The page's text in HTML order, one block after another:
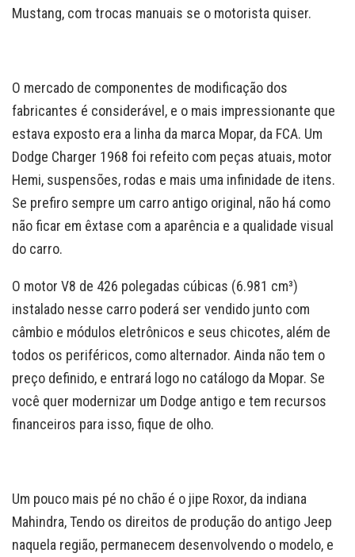
Mustang, com trocas manuais se o motorista quiser.
O mercado de componentes de modificação dos
fabricantes é considerável, e o mais impressionante que
estava exposto era a linha da marca Mopar, da FCA. Um
Dodge Charger 1968 foi refeito com peças atuais, motor
Hemi, suspensões, rodas e mais uma infinidade de itens.
Se prefiro sempre um carro antigo original, não há como
não ficar em êxtase com a aparência e a qualidade visual
do carro.
O motor V8 de 426 polegadas cúbicas (6.981 cm³)
instalado nesse carro poderá ser vendido junto com
câmbio e módulos eletrônicos e seus chicotes, além de
todos os periféricos, como alternador. Ainda não tem o
preço definido, e entrará logo no catálogo da Mopar. Se
você quer modernizar um Dodge antigo e tem recursos
financeiros para isso, fique de olho.
Um pouco mais pé no chão é o jipe Roxor, da indiana
Mahindra, Tendo os direitos de produção do antigo Jeep
naquela região, permanecem desenvolvendo o modelo, e